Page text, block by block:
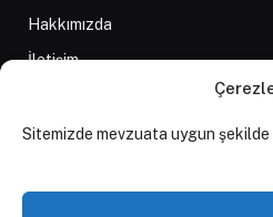
Sitemizde mevzuata uygun şekilde
Hakkımızda
İletişim
D84 Yayınları